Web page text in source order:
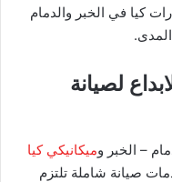
كيا في الخبر والدمام
لصيانة
– الخبر وميكانيكي كيا
صيانة شاملة تلتزم